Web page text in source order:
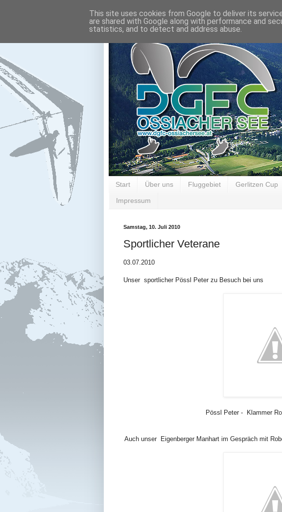
Start Über uns Fluggebiet Gerlitzen Cup
Impressum
Samstag, 10. Juli 2010
Sportlicher Veterane
03.07.2010
Unser sportlicher Pössl Peter zu Besuch bei uns
Pössl Peter - Klammer
Auch unser Eigenberger Manhart im Gespräch mit
This site uses cookies from Google to deliver its
are shared with Google along with performance and
statistics, and to detect and address abuse.